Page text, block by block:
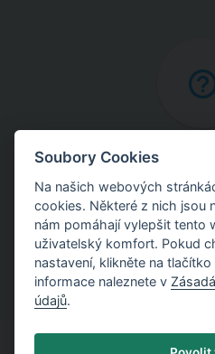
Online
Najděte podrobné
v
Soubory Cookies
Na našich webových
cookies. Některé z nich jsou
nám pomáhají vylepšit tento
uživatelský komfort. Pokud
nastavení, klikněte na
informace naleznete v
údajů.